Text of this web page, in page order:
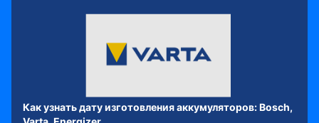
Как узнать дату изготовления аккумуляторов: Bosch,